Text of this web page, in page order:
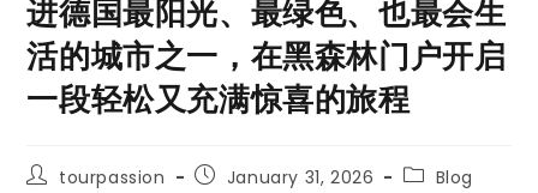
进德国最阳光、最绿色、也最会生
活的城市之一，在黑森林门户开启
一段轻松又充满惊喜的旅程
tourpassion January 31, 2026 Blog